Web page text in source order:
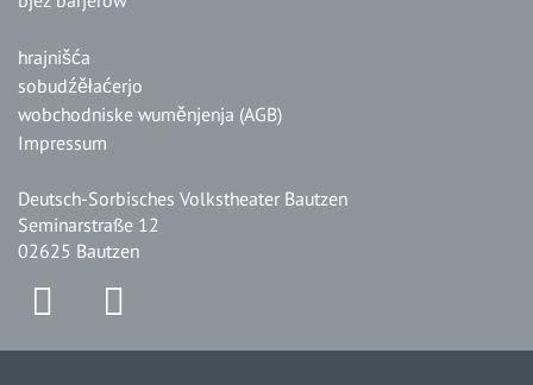
hrajnišća
sobudźěłaćerjo
wobchodniske wuměnjenja (AGB)
Impressum
Deutsch-Sorbisches Volkstheater Bautzen
Seminarstraße 12
02625 Bautzen